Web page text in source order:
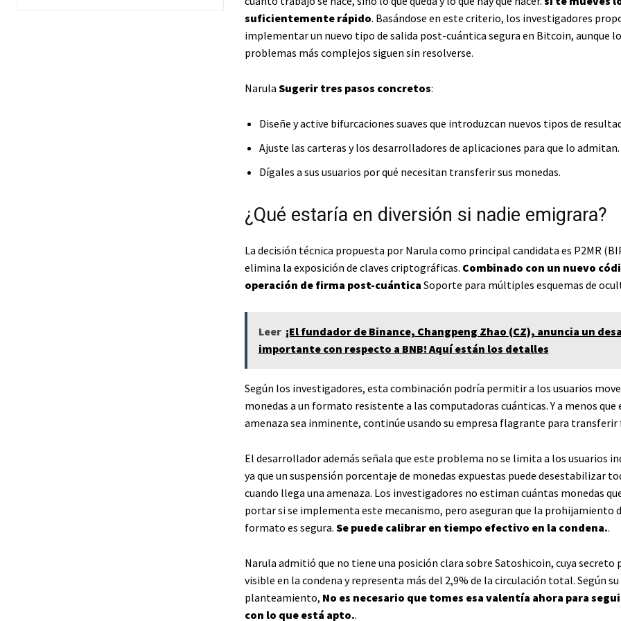
suficientemente rápido. Basándose en este criterio, los investigadores
implementar un nuevo tipo de salida post-cuántica segura en Bitcoin, aunque
problemas más complejos siguen sin resolverse.
Narula Sugerir tres pasos concretos:
Diseñe y active bifurcaciones suaves que introduzcan nuevos tipos de
Ajuste las carteras y los desarrolladores de aplicaciones para que lo admitan.
Dígales a sus usuarios por qué necesitan transferir sus monedas.
¿Qué estaría en diversión si nadie emigrara?
La decisión técnica propuesta por Narula como principal candidata es P2MR
elimina la exposición de claves criptográficas. Combinado con un nuevo
operación de firma post-cuántica Soporte para múltiples esquemas de
Leer ¡El fundador de Binance, Changpeng Zhao (CZ), anuncia un
importante con respecto a BNB! Aquí están los detalles
Según los investigadores, esta combinación podría permitir a los usuarios
monedas a un formato resistente a las computadoras cuánticas. Y a menos que
amenaza sea inminente, continúe usando su empresa flagrante para transferir
El desarrollador además señala que este problema no se limita a los usuarios
ya que un suspensión porcentaje de monedas expuestas puede desestabilizar
cuando llega una amenaza. Los investigadores no estiman cuántas monedas
portar si se implementa este mecanismo, pero aseguran que la prohijamiento
formato es segura. Se puede calibrar en tiempo efectivo en la condena..
Narula admitió que no tiene una posición clara sobre Satoshicoin, cuya secreto
visible en la condena y representa más del 2,9% de la circulación total. Según su
planteamiento, No es necesario que tomes esa valentía ahora para
con lo que está apto..